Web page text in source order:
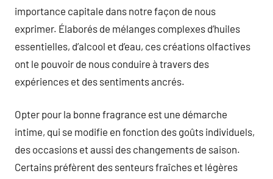
importance capitale dans notre façon de nous
exprimer. Élaborés de mélanges complexes d’huiles
essentielles, d’alcool et d’eau, ces créations olfactives
ont le pouvoir de nous conduire à travers des
expériences et des sentiments ancrés.
Opter pour la bonne fragrance est une démarche
intime, qui se modifie en fonction des goûts individuels,
des occasions et aussi des changements de saison.
Certains préfèrent des senteurs fraîches et légères